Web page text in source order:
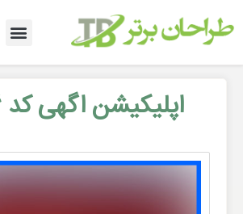
اپلیکیشن اگهی کد 3236